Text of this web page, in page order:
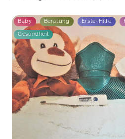
Baby Beratung Erste-Hilfe
Gesundheit